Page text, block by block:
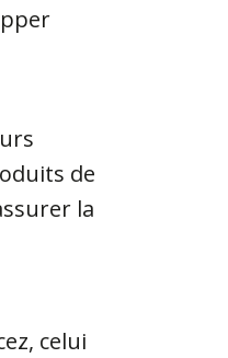
de
la
celui